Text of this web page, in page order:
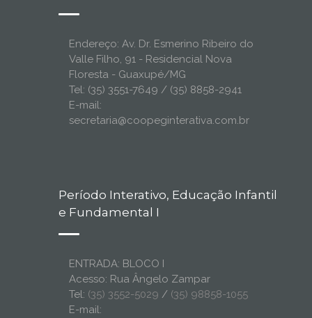
Endereço: Av. Dr. Esmerino Ribeiro do
Valle Filho, 91 - Residencial Nova
Floresta - Guaxupé/MG
Tel: (35) 3551-7649 / (35) 8858-2941
E-mail:
secretaria@coopeginterativa.com.br
Período Interativo, Educação Infantil
e Fundamental I
ENTRADA: BLOCO I
Acesso: Rua Ângelo Zampar
Tel: (35) 3552-5029 / (35) 98858-1055
E-mail: